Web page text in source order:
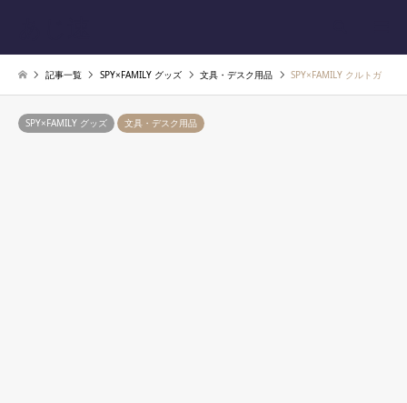
記事一覧 SPY×FAMILY グッズ 文具・デスク用品 SPY×FAMILY クルトガ
SPY×FAMILY グッズ 文具・デスク用品